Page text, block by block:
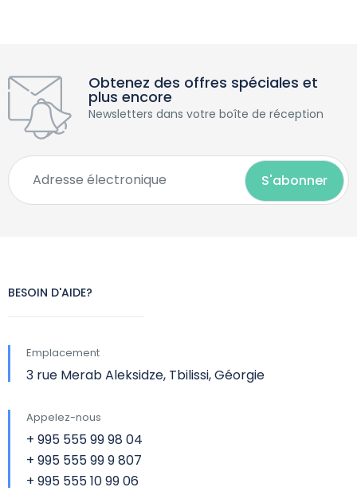
Obtenez des offres spéciales et
plus encore
Newsletters dans votre boîte de réception
BESOIN D'AIDE?
Emplacement
3 rue Merab Aleksidze, Tbilissi, Géorgie
Appelez-nous
+ 995 555 99 98 04
+ 995 555 99 9 807
+ 995 555 10 99 06